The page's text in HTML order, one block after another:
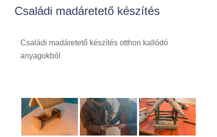
Családi madáretető készítés
Családi madáretető készítés otthon kallódó
anyagokból